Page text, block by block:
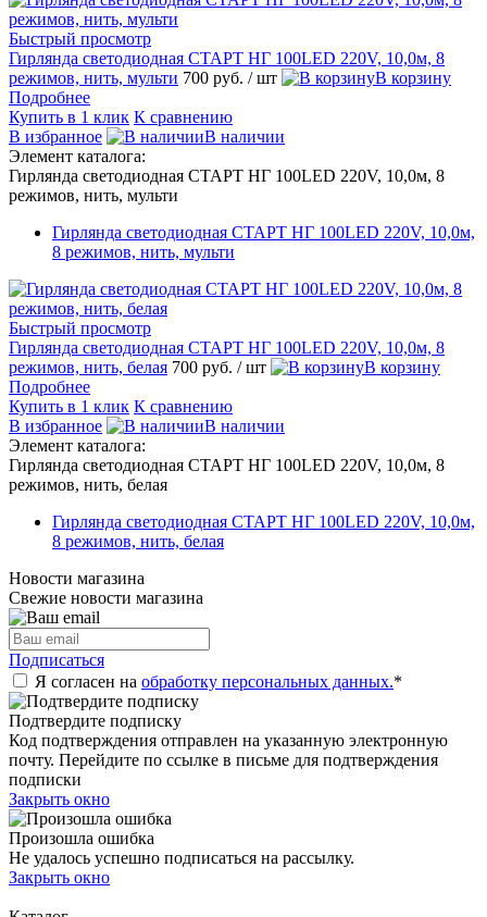
Быстрый просмотр
Гирлянда светодиодная СТАРТ НГ 100LED 220V, 10,0м, 8
режимов, нить, мульти 700 руб. / шт
В корзину
Подробнее
Купить в 1 клик К сравнению
В избранное
В наличии
Элемент каталога:
Гирлянда светодиодная СТАРТ НГ 100LED 220V, 10,0м, 8
режимов, нить, мульти
Гирлянда светодиодная СТАРТ НГ 100LED 220V, 10,0м,
8 режимов, нить, мульти
Быстрый просмотр
Гирлянда светодиодная СТАРТ НГ 100LED 220V, 10,0м, 8
режимов, нить, белая 700 руб. / шт
В корзину
Подробнее
Купить в 1 клик К сравнению
В избранное
В наличии
Элемент каталога:
Гирлянда светодиодная СТАРТ НГ 100LED 220V, 10,0м, 8
режимов, нить, белая
Гирлянда светодиодная СТАРТ НГ 100LED 220V, 10,0м,
8 режимов, нить, белая
Новости магазина
Свежие новости магазина
Подписаться
Я согласен на обработку персональных данных.*
Подтвердите подписку
Код подтверждения отправлен на указанную электронную
почту. Перейдите по ссылке в письме для подтверждения
подписки
Закрыть окно
Произошла ошибка
Не удалось успешно подписаться на рассылку.
Закрыть окно